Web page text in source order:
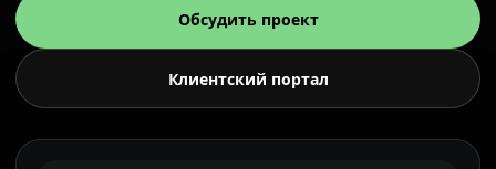
Обсудить проект
Клиентский портал